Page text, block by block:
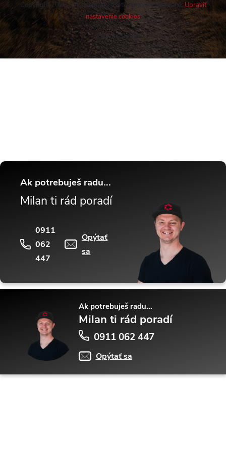
Vytvoril Shoptet
Copyright 2026 Cykloshop.sk. Všetky práva vyhradené.Upraviť
nastavenie cookies
Ak potrebuješ radu...
Milan ti rád poradí
0911
062
447
Opýtať
sa
Ak potrebuješ radu...
Milan ti rád poradí
0911 062 447
Opýtať sa